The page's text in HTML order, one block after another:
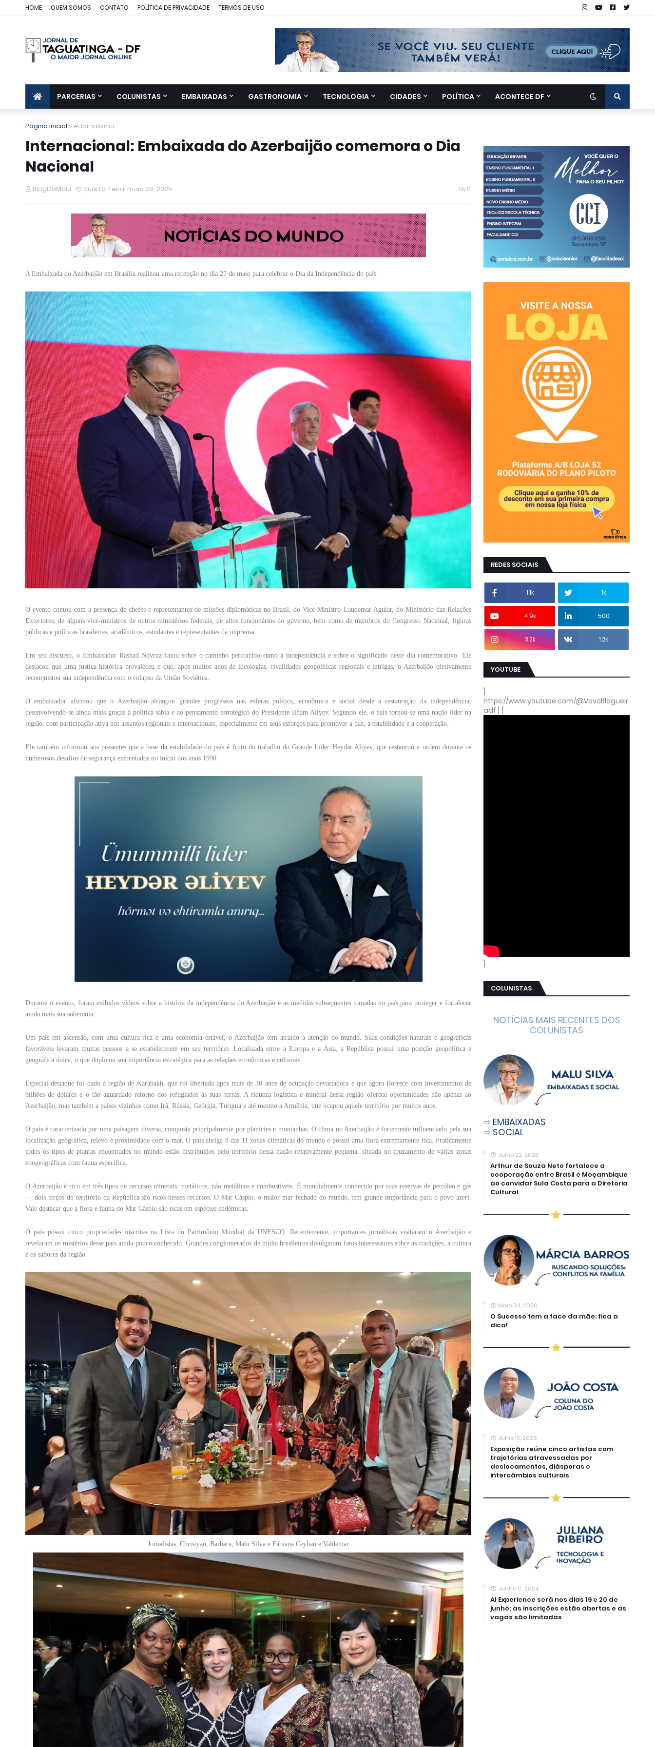
HOME QUEM SOMOS CONTATO POLÍTICA DE PRIVACIDADE TERMOS DE USO
PARCERIAS COLUNISTAS EMBAIXADAS GASTRONOMIA TECNOLOGIA CIDADES POLÍTICA ACONTECE DF
Página inicial #Jornalismo
Internacional: Embaixada do Azerbaijão comemora o Dia
Nacional
BlogDaMalu quarta-feira, maio 28, 2025 0
A Embaixada do Azerbaijão em Brasília realizou uma recepção no dia 27 de maio para celebrar o Dia da Independência do país.
O evento contou com a presença de chefes e representantes de missões diplomáticas no Brasil, do Vice-Ministro Laudemar Aguiar, do Ministério das Relações
Exteriores, de alguns vice-ministros de outros ministérios federais, de altos funcionários do governo, bem como de membros do Congresso Nacional, figuras
públicas e políticas brasileiras, acadêmicos, estudantes e representantes da imprensa.
Em seu discurso, o Embaixador Rashad Novruz falou sobre o caminho percorrido rumo à independência e sobre o significado deste dia comemorativo. Ele
destacou que uma justiça histórica prevaleceu e que, após muitos anos de ideologias, rivalidades geopolíticas regionais e intrigas, o Azerbaijão efetivamente
reconquistou sua independência com o colapso da União Soviética.
O embaixador afirmou que o Azerbaijão alcançou grandes progressos nas esferas política, econômica e social desde a restauração da independência,
desenvolvendo-se ainda mais graças à política sábia e ao pensamento estratégico do Presidente Ilham Aliyev. Segundo ele, o país tornou-se uma nação líder na
região, com participação ativa nos assuntos regionais e internacionais, especialmente em seus esforços para promover a paz, a estabilidade e a cooperação.
Ele também informou aos presentes que a base da estabilidade do país é fruto do trabalho do Grande Líder Heydar Aliyev, que restaurou a ordem durante os
numerosos desafios de segurança enfrentados no início dos anos 1990.
Durante o evento, foram exibidos vídeos sobre a história da independência do Azerbaijão e as medidas subsequentes tomadas no país para proteger e fortalecer
ainda mais sua soberania.
Um país em ascensão, com uma cultura rica e uma economia estável, o Azerbaijão tem atraído a atenção do mundo. Suas condições naturais e geográficas
favoráveis levaram muitas pessoas a se estabelecerem em seu território. Localizada entre a Europa e a Ásia, a República possui uma posição geopolítica e
geográfica única, o que duplicou sua importância estratégica para as relações econômicas e culturais.
Especial destaque foi dado à região de Karabakh, que foi libertada após mais de 30 anos de ocupação devastadora e que agora floresce com investimentos de
bilhões de dólares e o tão aguardado retorno dos refugiados às suas terras. A riqueza logística e mineral dessa região oferece oportunidades não apenas ao
Azerbaijão, mas também a países vizinhos como Irã, Rússia, Geórgia, Turquia e até mesmo a Armênia, que ocupou aquele território por muitos anos.
O país é caracterizado por uma paisagem diversa, composta principalmente por planícies e montanhas. O clima no Azerbaijão é fortemente influenciado pela sua
localização geográfica, relevo e proximidade com o mar. O país abriga 8 das 11 zonas climáticas do mundo e possui uma flora extremamente rica. Praticamente
todos os tipos de plantas encontrados no mundo estão distribuídos pelo território dessa nação relativamente pequena, situada no cruzamento de várias zonas
zoogeográficas com fauna específica.
O Azerbaijão é rico em três tipos de recursos minerais: metálicos, não metálicos e combustíveis. É mundialmente conhecido por suas reservas de petróleo e gás
— dois terços do território da República são ricos nesses recursos. O Mar Cáspio, o maior mar fechado do mundo, tem grande importância para o povo azeri.
Vale destacar que a flora e fauna do Mar Cáspio são ricas em espécies endêmicas.
O país possui cinco propriedades inscritas na Lista do Patrimônio Mundial da UNESCO. Recentemente, importantes jornalistas visitaram o Azerbaijão e
revelaram os mistérios desse país ainda pouco conhecido. Grandes conglomerados de mídia brasileiros divulgaram fatos interessantes sobre as tradições, a cultura
e os sabores da região.
Jornalistas: Christyan, Barbara, Malu Silva e Fabiana Ceyhan e Valdemar
REDES SOCIAIS
1.1k 1k
4.9k 500
3.2k 1.2k
YOUTUBE
}
https://www.youtube.com/@VovoBlogueir
adf } {
}
COLUNISTAS
NOTÍCIAS MAIS RECENTES DOS
COLUNISTAS
⇨ EMBAIXADAS
⇨ SOCIAL
Julho 22, 2026
Arthur de Souza Neto fortalece a
cooperação entre Brasil e Moçambique
ao convidar Sula Costa para a Diretoria
Cultural
Maio 04, 2026
O Sucesso tem a face da mãe: fica a
dica!
Julho 13, 2026
Exposição reúne cinco artistas com
trajetórias atravessadas por
deslocamentos, diásporas e
intercâmbios culturais
Junho 17, 2024
AI Experience será nos dias 19 e 20 de
junho; as inscrições estão abertas e as
vagas são limitadas